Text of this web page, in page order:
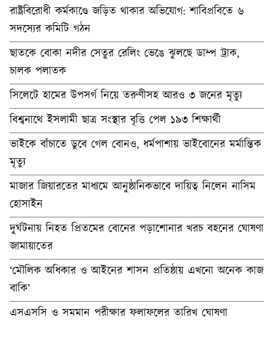
রাষ্ট্রবিরোধী কর্মকাণ্ডে জড়িত থাকার অভিযোগ: শাবিপ্রবিতে ৬
সদস্যের কমিটি গঠন
ছাতকে বোকা নদীর সেতুর রেলিং ভেঙে ঝুলছে ডাম্প ট্রাক,
চালক পলাতক
সিলেটে হামের উপসর্গ নিয়ে তরুণীসহ আরও ৩ জনের মৃত্যু
বিশ্বনাথে ইসলামী ছাত্র সংস্থার বৃত্তি পেল ১৯৩ শিক্ষার্থী
ভাইকে বাঁচাতে ডুবে গেল বোনও, ধর্মপাশায় ভাইবোনের মর্মান্তিক
মৃত্যু
মাজার জিয়ারতের মাধ্যমে আনুষ্ঠানিকভাবে দায়িত্ব নিলেন নাসিম
হোসাইন
দুর্ঘটনায় নিহত প্রিতমের বোনের পড়াশোনার খরচ বহনের ঘোষণা
জামায়াতের
‘মৌলিক অধিকার ও আইনের শাসন প্রতিষ্ঠায় এখনো অনেক কাজ
বাকি’
এসএসসি ও সমমান পরীক্ষার ফলাফলের তারিখ ঘোষণা